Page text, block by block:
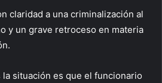
claridad a una criminalización al
y un grave retroceso en materia
la situación es que el funcionario